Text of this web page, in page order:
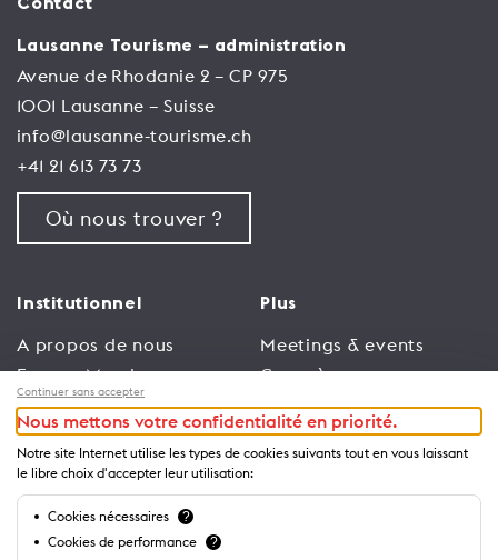
Lausanne Tourisme – administration
Avenue de Rhodanie 2 – CP 975
1001 Lausanne – Suisse
info@lausanne-tourisme.ch
+41 21 613 73 73
Où nous trouver ?
Institutionnel
A propos de nous
Espace Membres
Emploi
Conditions générales
d’utilisation
Politique de
confidentialité
Plus
Meetings & events
Congrès
Trade
Espace Médias
Annonceurs
Brochures et guides
Continuer sans accepter
Nous mettons votre confidentialité en priorité.
Notre site Internet utilise les types de cookies suivants tout en vous laissant
le libre choix d'accepter leur utilisation:
Cookies nécessaires ?
Cookies de performance ?